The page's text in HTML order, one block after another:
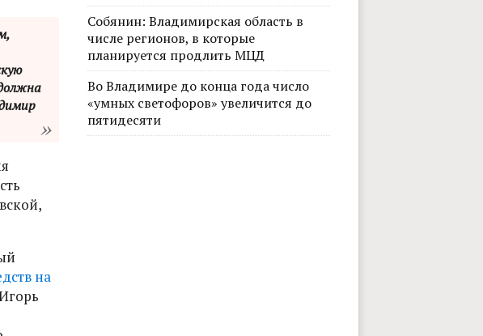
на
Собянин: Владимирская область в
числе регионов, в которые
планируется продлить МЦД
Во Владимире до конца года число
«умных светофоров» увеличится до
пятидесяти